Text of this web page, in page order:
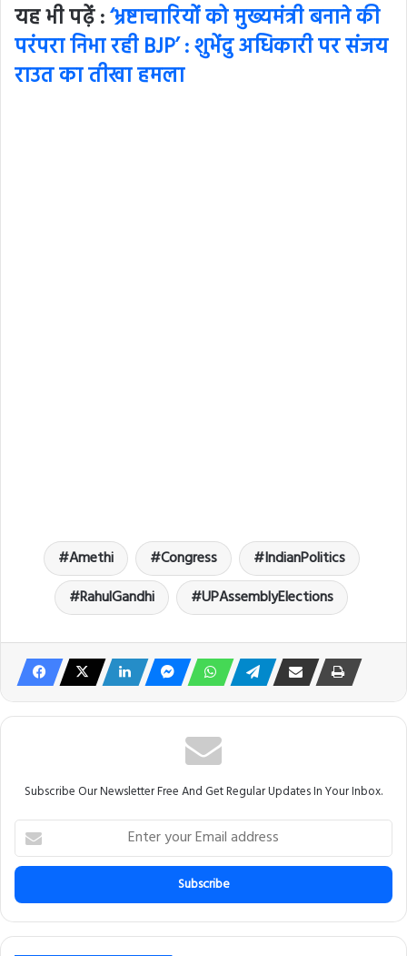
यह भी पढ़ें :‘भ्रष्टाचारियों को मुख्यमंत्री बनाने की
परंपरा निभा रही BJP’ : शुभेंदु अधिकारी पर संजय
राउत का तीखा हमला
Amethi Congress
IndianPolitics
RahulGandhi
UPAssemblyElections
Subscribe Our Newsletter Free And Get Regular Updates In Your Inbox.
t
r
y